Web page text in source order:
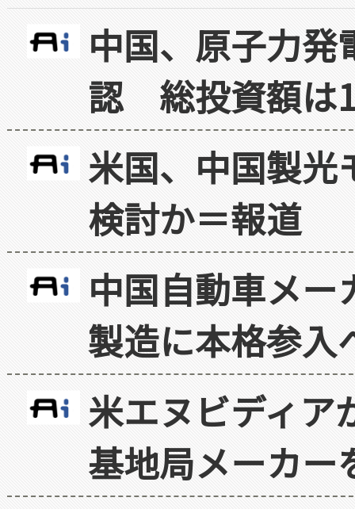
中国、原子力
認 総投資額は
米国、中国製光
検討か＝報道
中国自動車メ
製造に本格参入
米エヌビディア
基地局メーカー